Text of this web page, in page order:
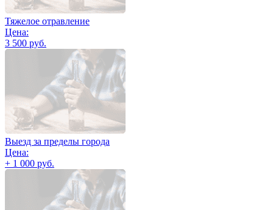
Тяжелое отравление
Цена:
3 500 руб.
Выезд за пределы города
Цена:
+ 1 000 руб.